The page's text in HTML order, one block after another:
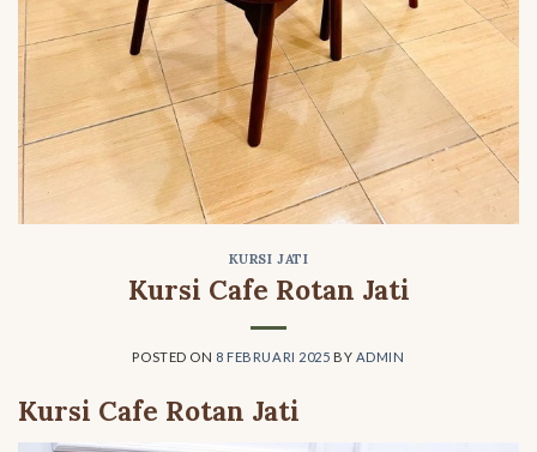
KURSI JATI
Kursi Cafe Rotan Jati
POSTED ON 8 FEBRUARI 2025 BY ADMIN
Kursi Cafe Rotan Jati